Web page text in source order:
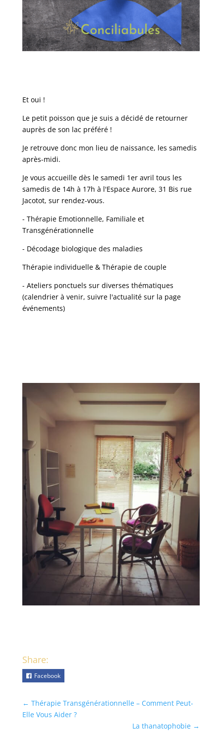
Et oui !
Le petit poisson que je suis a décidé de retourner
auprès de son lac préféré !
Je retrouve donc mon lieu de naissance, les samedis
après-midi.
Je vous accueille dès le samedi 1er avril tous les
samedis de 14h à 17h à l'Espace Aurore, 31 Bis rue
Jacotot, sur rendez-vous.
- Thérapie Emotionnelle, Familiale et
Transgénérationnelle
- Décodage biologique des maladies
Thérapie individuelle & Thérapie de couple
- Ateliers ponctuels sur diverses thématiques
(calendrier à venir, suivre l'actualité sur la page
événements)
Share:
Facebook
← Thérapie Transgénérationnelle – Comment Peut-
Elle Vous Aider ?
La thanatophobie →